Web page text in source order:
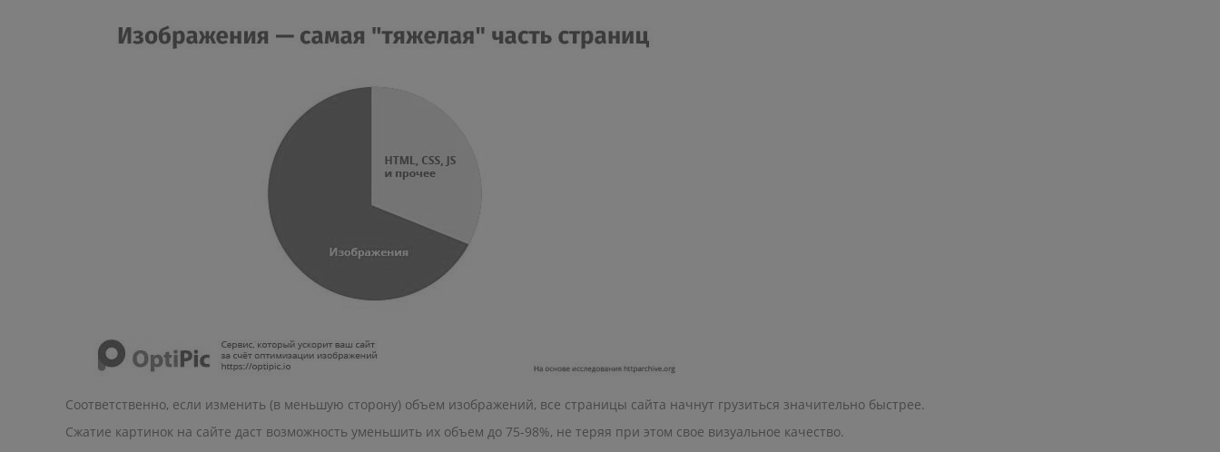
Соответственно, если изменить (в меньшую сторону) объем изображений, все страницы сайта начнут грузиться значительно быстрее.
Сжатие картинок на сайте даст возможность уменьшить их объем до 75-98%, не теряя при этом свое визуальное качество.